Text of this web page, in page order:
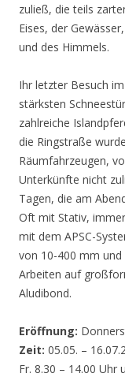
zuließ, die teils
Eises, der
und des Himmels.
Ihr letzter Besuch
stärksten
zahlreiche
die Ringstraße
Räumfahrzeugen,
Unterkünfte nicht
Tagen, die am
Oft mit Stativ,
mit dem APSC-
von 10-400 mm
Arbeiten auf
Aludibond.
Eröffnung:
Zeit: 05.05. –
Fr. 8.30 – 14.00 Uhr